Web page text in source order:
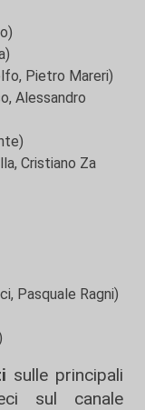
Pietro Mareri)
Alessandro
Cristiano Za
Pasquale Ragni)
sulle principali
sul canale